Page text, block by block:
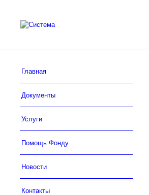
Главная
Документы
Услуги
Помощь Фонду
Новости
Контакты